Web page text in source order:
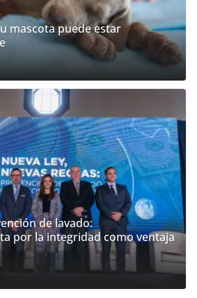
mascota puede estar
de lavado:
por la integridad como ventaja